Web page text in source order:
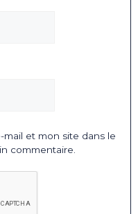
et mon site dans le
commentaire.